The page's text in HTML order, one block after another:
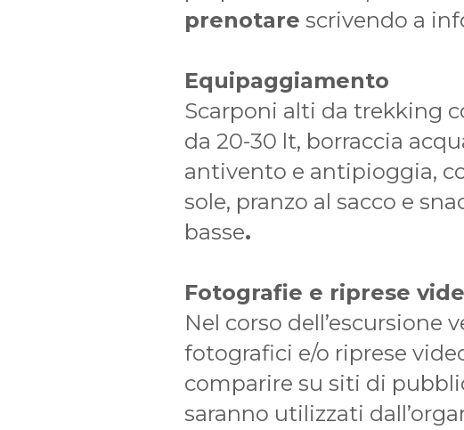
prenotare scrivendo a
Equipaggiamento
Scarponi alti da trekking
da 20-30 lt, borraccia
antivento e antipioggia,
sole, pranzo al sacco e
basse.
Fotografie e riprese
Nel corso
fotografici e/o riprese
comparire su siti di
saranno utilizzati